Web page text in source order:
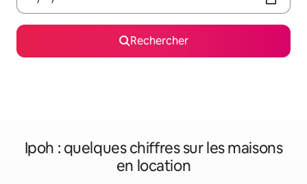
Rechercher
Ipoh : quelques chiffres sur les maisons
en location